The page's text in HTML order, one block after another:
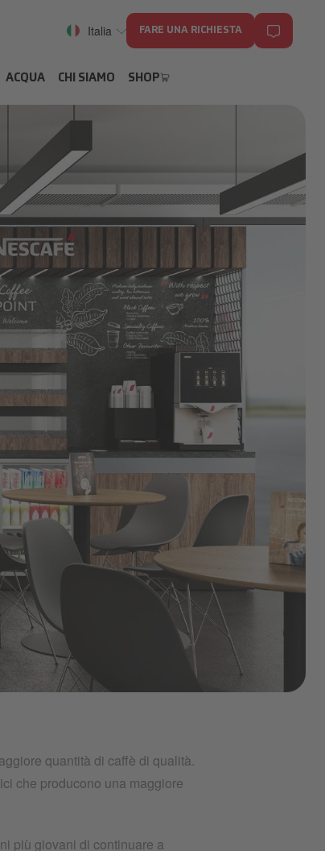
Italia FARE UNA RICHIESTA
ACQUA CHI SIAMO SHOP
quantità di caffè di qualità.
che producono una maggiore
più giovani di continuare a